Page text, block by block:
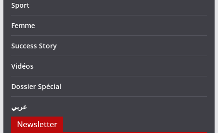
Sport
Femme
Success Story
Vidéos
Dossier Spécial
عربي
Newsletter